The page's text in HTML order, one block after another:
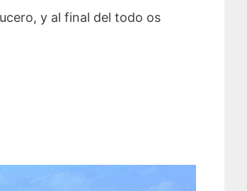
y al final del todo os